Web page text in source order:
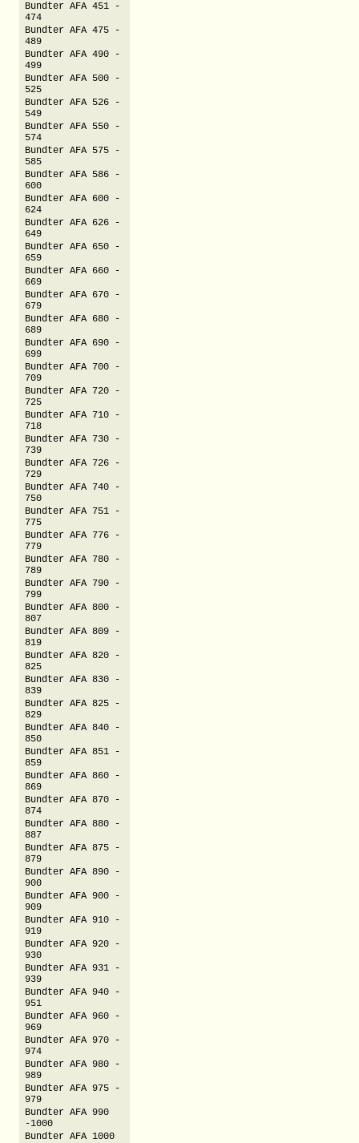
Bundter AFA 451 -
474
Bundter AFA 475 -
489
Bundter AFA 490 -
499
Bundter AFA 500 -
525
Bundter AFA 526 -
549
Bundter AFA 550 -
574
Bundter AFA 575 -
585
Bundter AFA 586 -
600
Bundter AFA 600 -
624
Bundter AFA 626 -
649
Bundter AFA 650 -
659
Bundter AFA 660 -
669
Bundter AFA 670 -
679
Bundter AFA 680 -
689
Bundter AFA 690 -
699
Bundter AFA 700 -
709
Bundter AFA 720 -
725
Bundter AFA 710 -
718
Bundter AFA 730 -
739
Bundter AFA 726 -
729
Bundter AFA 740 -
750
Bundter AFA 751 -
775
Bundter AFA 776 -
779
Bundter AFA 780 -
789
Bundter AFA 790 -
799
Bundter AFA 800 -
807
Bundter AFA 809 -
819
Bundter AFA 820 -
825
Bundter AFA 830 -
839
Bundter AFA 825 -
829
Bundter AFA 840 -
850
Bundter AFA 851 -
859
Bundter AFA 860 -
869
Bundter AFA 870 -
874
Bundter AFA 880 -
887
Bundter AFA 875 -
879
Bundter AFA 890 -
900
Bundter AFA 900 -
909
Bundter AFA 910 -
919
Bundter AFA 920 -
930
Bundter AFA 931 -
939
Bundter AFA 940 -
951
Bundter AFA 960 -
969
Bundter AFA 970 -
974
Bundter AFA 980 -
989
Bundter AFA 975 -
979
Bundter AFA 990
-1000
Bundter AFA 1000